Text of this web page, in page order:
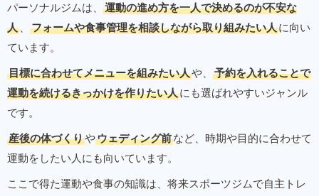
パーソナルジムは、
運動の進め方を一人で決めるのが不安な
人 、 フォームや食事管理を相談しながら取り組みたい人に向い
ています。
目標に合わせてメニューを組みたい人や、
予約を入れることで
運動を続けるきっかけを作りたい人にも選ばれやすいジャンル
です。
産後の体づくりやウェディング前など、時期や目的に合わせて
運動をしたい人にも向いています。
ここで得た運動や食事の知識は、将来スポーツジムで自主トレ